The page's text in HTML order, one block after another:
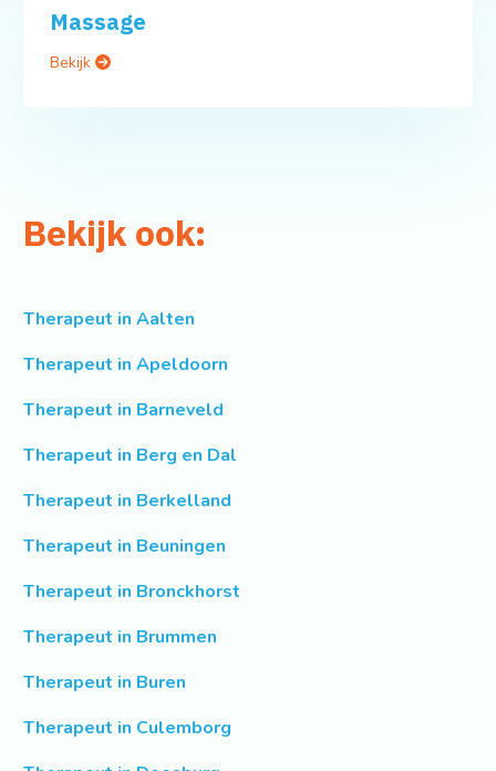
Massage
Bekijk
Bekijk ook:
Therapeut in Aalten
Therapeut in Apeldoorn
Therapeut in Barneveld
Therapeut in Berg en Dal
Therapeut in Berkelland
Therapeut in Beuningen
Therapeut in Bronckhorst
Therapeut in Brummen
Therapeut in Buren
Therapeut in Culemborg